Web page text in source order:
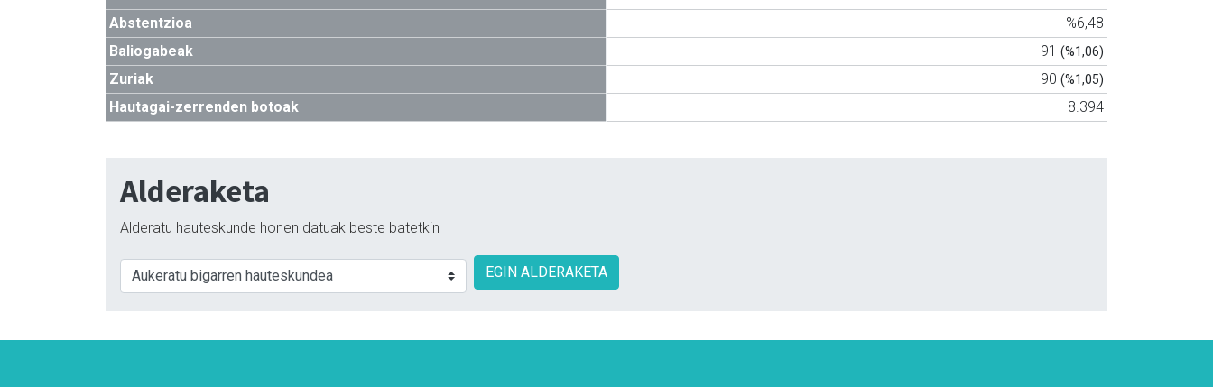
Abstentzioa
%6,48
Baliogabeak
91 (%1,06)
Zuriak 90 (%1,05)
Hautagai-zerrenden botoak 8.394
Alderaketa
Alderatu hauteskunde honen datuak beste batetkin
EGIN ALDERAKETA